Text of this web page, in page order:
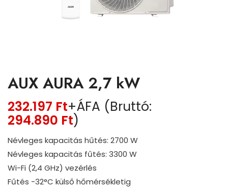
AUX AURA 2,7 kW
232.197 Ft+ÁFA (Bruttó:
294.890 Ft)
Névleges kapacitás hűtés: 2700 W
Névleges kapacitás fűtés: 3300 W
Wi-Fi (2,4 GHz) vezérlés
Fűtés -32°C külső hőmérsékletig